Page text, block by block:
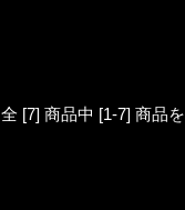
全 [7] 商品中 [1-7] 商品